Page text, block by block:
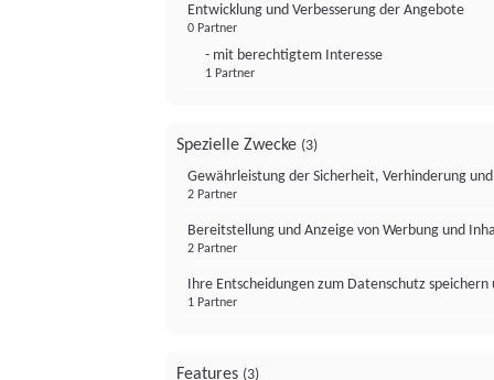
Entwicklung und Verbesserung der Angebote
0 Partner
- mit berechtigtem Interesse
1 Partner
Spezielle Zwecke (3)
Gewährleistung der Sicherheit, Verhinderung
2 Partner
Bereitstellung und Anzeige von Werbung und
2 Partner
Ihre Entscheidungen zum Datenschutz
1 Partner
Features (3)